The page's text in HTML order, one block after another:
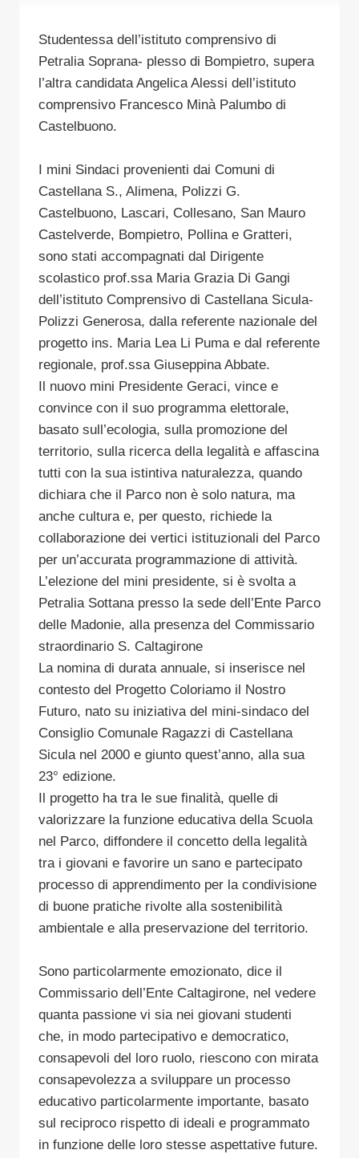
Studentessa dell’istituto comprensivo di
Petralia Soprana- plesso di Bompietro, supera
l’altra candidata Angelica Alessi dell’istituto
comprensivo Francesco Minà Palumbo di
Castelbuono.
I mini Sindaci provenienti dai Comuni di
Castellana S., Alimena, Polizzi G.
Castelbuono, Lascari, Collesano, San Mauro
Castelverde, Bompietro, Pollina e Gratteri,
sono stati accompagnati dal Dirigente
scolastico prof.ssa Maria Grazia Di Gangi
dell’istituto Comprensivo di Castellana Sicula-
Polizzi Generosa, dalla referente nazionale del
progetto ins. Maria Lea Li Puma e dal referente
regionale, prof.ssa Giuseppina Abbate.
Il nuovo mini Presidente Geraci, vince e
convince con il suo programma elettorale,
basato sull’ecologia, sulla promozione del
territorio, sulla ricerca della legalità e affascina
tutti con la sua istintiva naturalezza, quando
dichiara che il Parco non è solo natura, ma
anche cultura e, per questo, richiede la
collaborazione dei vertici istituzionali del Parco
per un’accurata programmazione di attività.
L’elezione del mini presidente, si è svolta a
Petralia Sottana presso la sede dell’Ente Parco
delle Madonie, alla presenza del Commissario
straordinario S. Caltagirone
La nomina di durata annuale, si inserisce nel
contesto del Progetto Coloriamo il Nostro
Futuro, nato su iniziativa del mini-sindaco del
Consiglio Comunale Ragazzi di Castellana
Sicula nel 2000 e giunto quest’anno, alla sua
23° edizione.
Il progetto ha tra le sue finalità, quelle di
valorizzare la funzione educativa della Scuola
nel Parco, diffondere il concetto della legalità
tra i giovani e favorire un sano e partecipato
processo di apprendimento per la condivisione
di buone pratiche rivolte alla sostenibilità
ambientale e alla preservazione del territorio.
Sono particolarmente emozionato, dice il
Commissario dell’Ente Caltagirone, nel vedere
quanta passione vi sia nei giovani studenti
che, in modo partecipativo e democratico,
consapevoli del loro ruolo, riescono con mirata
consapevolezza a sviluppare un processo
educativo particolarmente importante, basato
sul reciproco rispetto di ideali e programmato
in funzione delle loro stesse aspettative future.